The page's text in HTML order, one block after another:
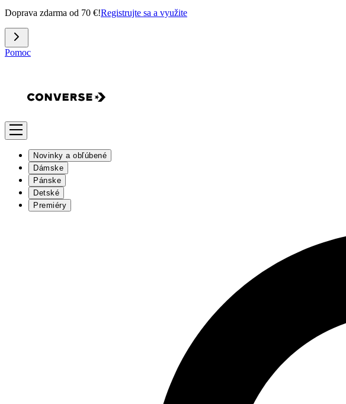
Doprava zdarma od 70 €!Registrujte sa a využite
Pomoc
Novinky a obľúbené
Dámske
Pánske
Detské
Premiéry